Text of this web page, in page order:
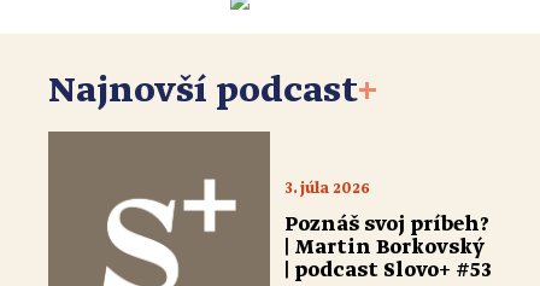
Najnovší podcast+
3. júla 2026
Poznáš svoj príbeh?
| Martin Borkovský
| podcast Slovo+ #53